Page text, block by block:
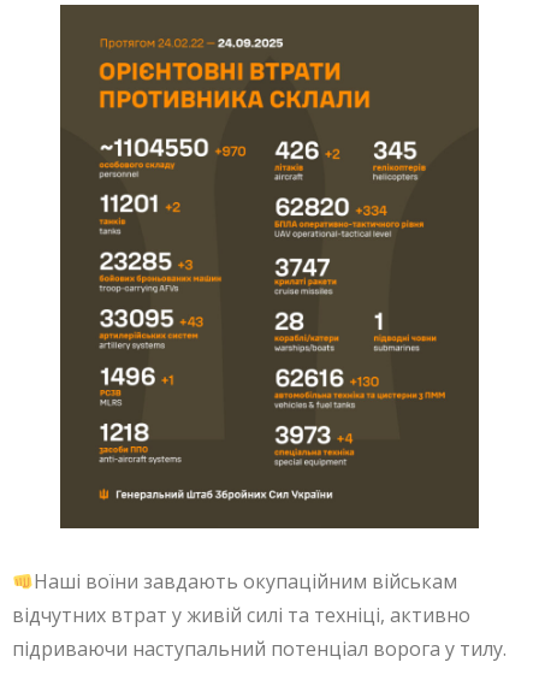
Наші воїни завдають окупаційним військам
відчутних втрат у живій силі та техніці, активно
підриваючи наступальний потенціал ворога у тилу.